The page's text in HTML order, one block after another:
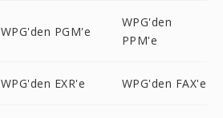
WPG'den PGM'e
WPG'den
PPM'e
WPG'den EXR'e WPG'den FAX'e